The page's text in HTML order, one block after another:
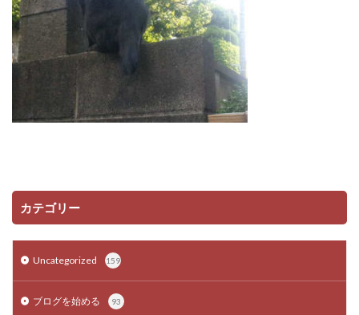
カテゴリー
Uncategorized 159
ブログを始める 93